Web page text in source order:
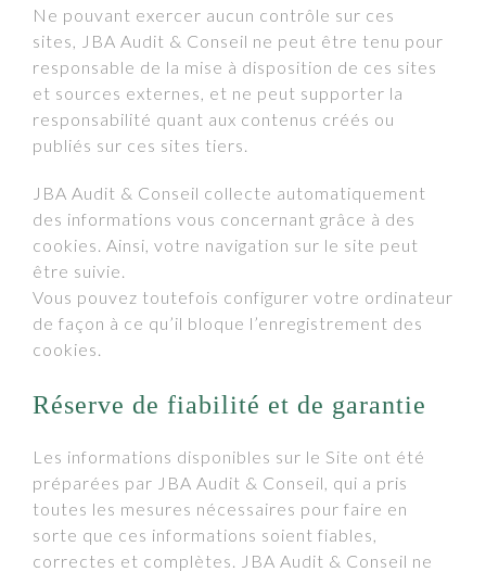
Ne pouvant exercer aucun contrôle sur ces
sites, JBA Audit & Conseil ne peut être tenu pour
responsable de la mise à disposition de ces sites
et sources externes, et ne peut supporter la
responsabilité quant aux contenus créés ou
publiés sur ces sites tiers.
JBA Audit & Conseil collecte automatiquement
des informations vous concernant grâce à des
cookies. Ainsi, votre navigation sur le site peut
être suivie.
Vous pouvez toutefois configurer votre ordinateur
de façon à ce qu’il bloque l’enregistrement des
cookies.
Réserve de fiabilité et de garantie
Les informations disponibles sur le Site ont été
préparées par JBA Audit & Conseil, qui a pris
toutes les mesures nécessaires pour faire en
sorte que ces informations soient fiables,
correctes et complètes. JBA Audit & Conseil ne